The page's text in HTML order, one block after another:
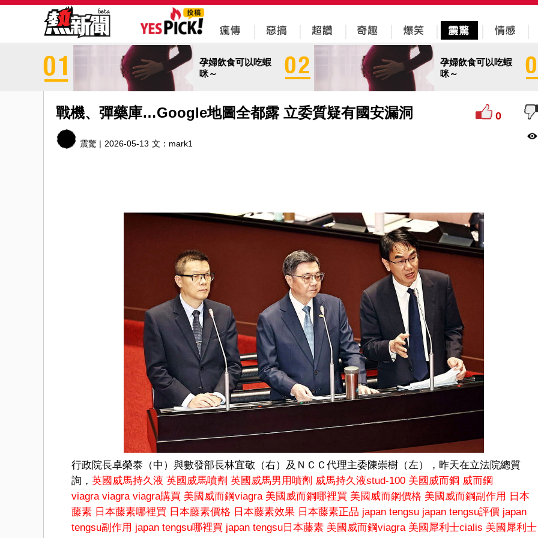
孕婦飲食可以吃蝦
咪～
孕婦飲食可以吃蝦
咪～
戰機、彈藥庫…Google地圖全都露 立委質疑有國安漏洞 0
震驚 | 2026-05-13 文： mark1
行政院長卓榮泰（中）與數發部長林宜敬（右）及ＮＣＣ代理主委陳崇樹（左），昨天在立法院總質
詢， 英國威馬持久液 英國威馬噴劑 英國威馬男用噴劑 威馬持久液stud-100 美國威而鋼 威而鋼
viagra viagra viagra購買 美國威而鋼viagra 美國威而鋼哪裡買 美國威而鋼價格 美國威而鋼副作用
日本
藤素 日本藤素哪裡買 日本藤素價格 日本藤素效果 日本藤素正品 japan tengsu japan tengsu評價 japan
tengsu副作用 japan tengsu哪裡買 japan tengsu日本藤素 美國威而鋼viagra 美國犀利士cialis 美國犀利士